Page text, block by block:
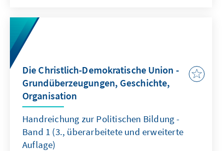
Die Christlich-Demokratische Union -
Grundüberzeugungen, Geschichte,
Organisation
Handreichung zur Politischen Bildung -
Band 1 (3., überarbeitete und erweiterte
Auflage)